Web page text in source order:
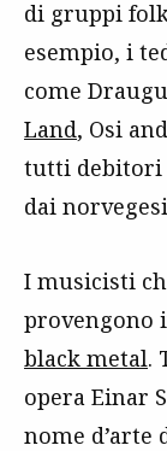
di gruppi
esempio, i
come
Land, Osi
tutti debitori
dai
I musicisti
provengono
black metal.
opera Einar
nome d’arte